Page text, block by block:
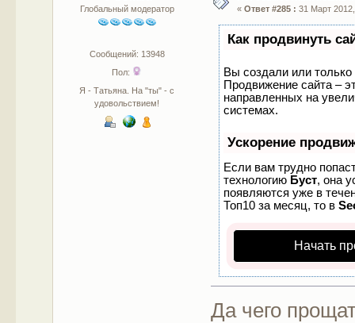
Глобальный модератор
Сообщений: 13948
Пол:
Я - Татьяна. На "ты" - с
удовольствием!
« Ответ #285 : 31 Март
Как продвинуть
Вы создали или только
Продвижение сайта –
направленных на
системах.
Ускорение
Если вам трудно
технологию Буст, она
появляются уже в
Топ10 за месяц, то в
Начать
Да чего